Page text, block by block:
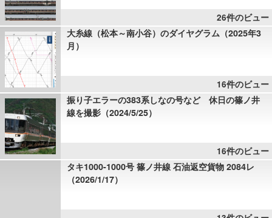
26件のビュー
大糸線（松本～南小谷）のダイヤグラム（2025年3
月）
16件のビュー
振り子エラーの383系しなの号など 休日の篠ノ井
線を撮影（2024/5/25）
16件のビュー
タキ1000-1000号 篠ノ井線 石油返空貨物 2084レ
（2026/1/17）